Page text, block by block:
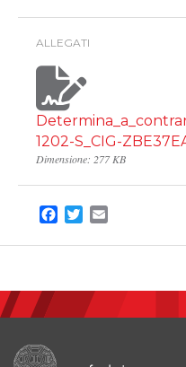
ALLEGATI
1202-S_CIG-
Dimensione: 277 KB
Facebook
Twitter